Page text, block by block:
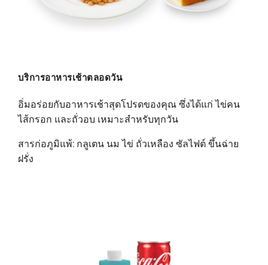
บริการอาหารเช้าตลอดวัน
อิ่มอร่อยกับอาหารเช้าสุดโปรดของคุณ ซึ่งได้แก่ ไข่คน
ไส้กรอก และถั่วอบ เหมาะสําหรับทุกวัน
สารก่อภูมิแพ้: กลูเตน นม ไข่ ถั่วเหลือง ซัลไฟต์ ขึ้นฉ่าย
ฝรั่ง